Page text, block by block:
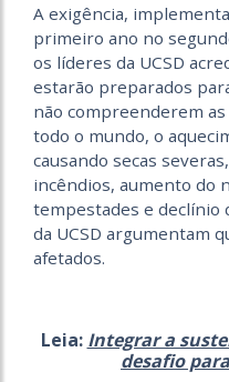
A exigência,
primeiro ano no
os líderes da UCSD
estarão preparados
não compreenderem as
todo o mundo, o
causando secas
incêndios, aumento do
tempestades e declínio
da UCSD argumentam
afetados.
Leia: Integrar a
desafio